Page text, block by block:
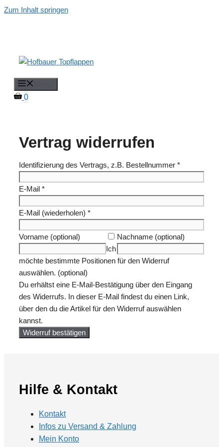
Zum Inhalt springen
0
Vertrag widerrufen
Identifizierung des Vertrags, z.B. Bestellnummer *
E-Mail *
E-Mail (wiederholen) *
Vorname (optional) Nachname (optional)
Ich
möchte bestimmte Positionen für den Widerruf
auswählen. (optional)
Du erhältst eine E-Mail-Bestätigung über den Eingang
des Widerrufs. In dieser E-Mail findest du einen Link,
über den du die Artikel für den Widerruf auswählen
kannst.
Widerruf bestätigen
Hilfe & Kontakt
Kontakt
Infos zu Versand & Zahlung
Mein Konto